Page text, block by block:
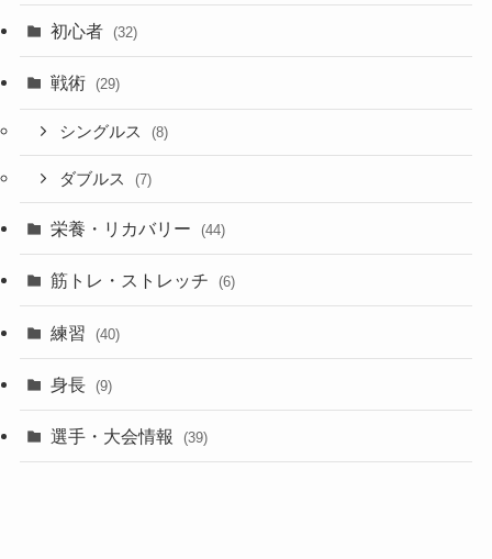
初心者 (32)
戦術 (29)
シングルス (8)
ダブルス (7)
栄養・リカバリー (44)
筋トレ・ストレッチ (6)
練習 (40)
身長 (9)
選手・大会情報 (39)